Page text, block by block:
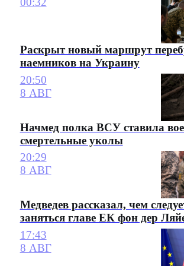
Раскрыт новый маршрут
наемников на Украину
20:50
8 АВГ
Начмед полка ВСУ ставила
смертельные уколы
20:29
8 АВГ
Медведев рассказал, чем
заняться главе ЕК фон дер
17:43
8 АВГ